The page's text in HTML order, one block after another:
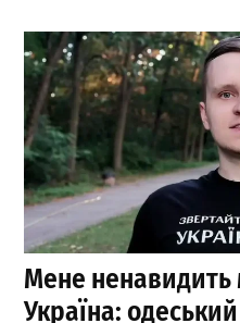
Мене
Україна: